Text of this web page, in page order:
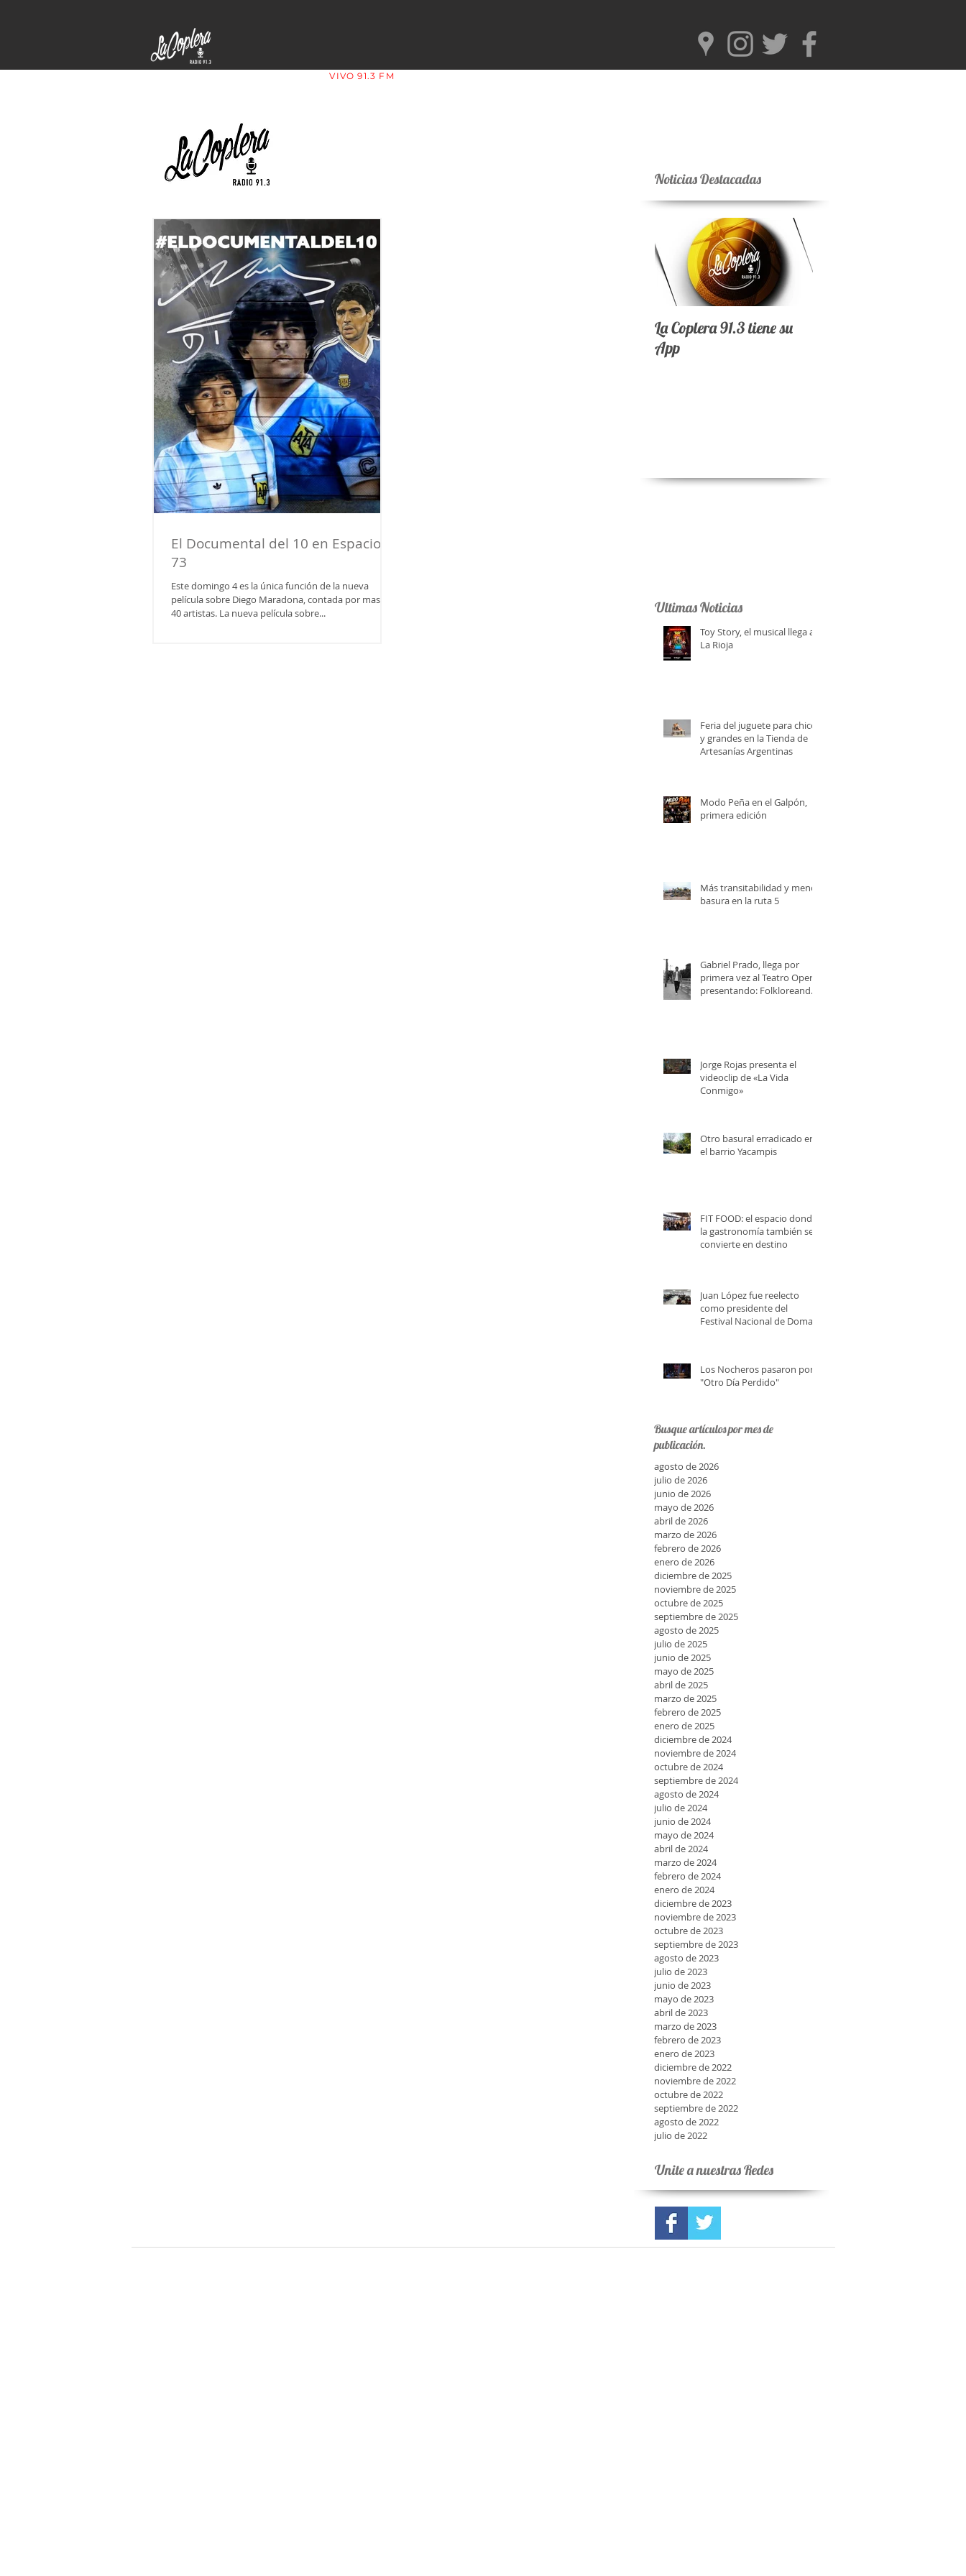
VIVO 91.3 FM
El Documental del 10 en Espacio
73
Este domingo 4 es la única función de la nueva
película sobre Diego Maradona, contada por mas de
40 artistas. La nueva película sobre...
Noticias Destacadas
La Coplera 91.3 tiene su
App
Ultimas Noticias
Toy Story, el musical llega a
La Rioja
Feria del juguete para chicos
y grandes en la Tienda de
Artesanías Argentinas
Modo Peña en el Galpón,
primera edición
Más transitabilidad y menos
basura en la ruta 5
Gabriel Prado, llega por
primera vez al Teatro Opera,
presentando: Folkloreando
Jorge Rojas presenta el
videoclip de «La Vida
Conmigo»
Otro basural erradicado en
el barrio Yacampis
FIT FOOD: el espacio donde
la gastronomía también se
convierte en destino
Juan López fue reelecto
como presidente del
Festival Nacional de Doma y
Los Nocheros pasaron por
"Otro Día Perdido"
Busque artículos por mes de
publicación.
agosto de 2026
julio de 2026
junio de 2026
mayo de 2026
abril de 2026
marzo de 2026
febrero de 2026
enero de 2026
diciembre de 2025
noviembre de 2025
octubre de 2025
septiembre de 2025
agosto de 2025
julio de 2025
junio de 2025
mayo de 2025
abril de 2025
marzo de 2025
febrero de 2025
enero de 2025
diciembre de 2024
noviembre de 2024
octubre de 2024
septiembre de 2024
agosto de 2024
julio de 2024
junio de 2024
mayo de 2024
abril de 2024
marzo de 2024
febrero de 2024
enero de 2024
diciembre de 2023
noviembre de 2023
octubre de 2023
septiembre de 2023
agosto de 2023
julio de 2023
junio de 2023
mayo de 2023
abril de 2023
marzo de 2023
febrero de 2023
enero de 2023
diciembre de 2022
noviembre de 2022
octubre de 2022
septiembre de 2022
agosto de 2022
julio de 2022
Unite a nuestras Redes